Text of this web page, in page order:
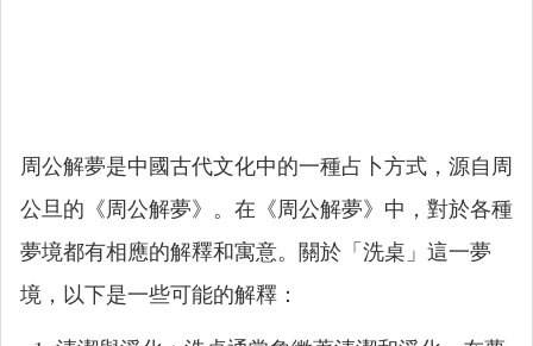
周公解夢是中國古代文化中的一種占卜方式，源自周
公旦的《周公解夢》。在《周公解夢》中，對於各種
夢境都有相應的解釋和寓意。關於「洗桌」這一夢
境，以下是一些可能的解釋：